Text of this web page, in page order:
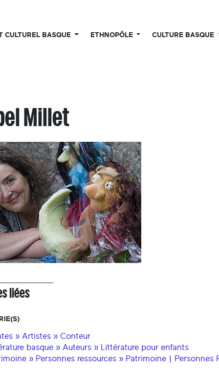
CULTUREL BASQUE ETHNOPÔLE CULTURE BASQUE
Millet
liées
» Artistes » Conteur
basque » Auteurs » Littérature pour enfants
» Personnes ressources » Patrimoine | Personnes